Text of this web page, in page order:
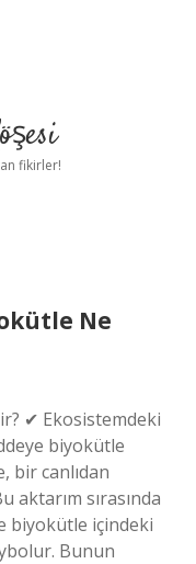
fikirler!
Ne
✔ Ekosistemdeki
biyokütle
bir canlıdan
aktarım sırasında
biyokütle içindeki
Bunun